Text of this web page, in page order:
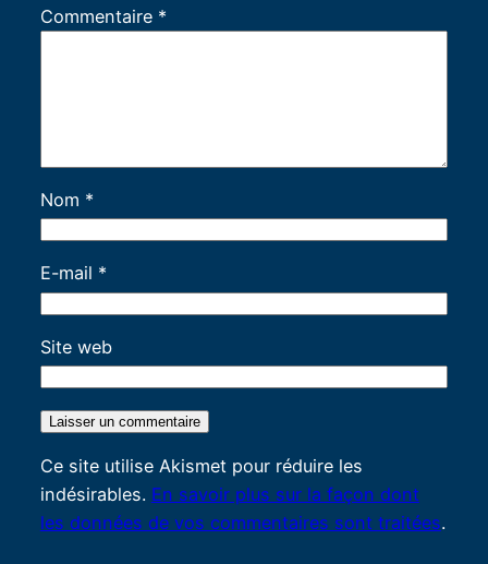
Commentaire *
Nom *
E-mail *
Site web
Ce site utilise Akismet pour réduire les
indésirables. En savoir plus sur la façon dont
les données de vos commentaires sont traitées.